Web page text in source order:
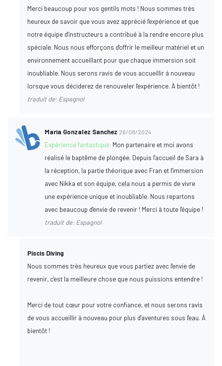
Merci beaucoup pour vos gentils mots ! Nous sommes très
heureux de savoir que vous avez apprécié l'expérience et que
notre équipe d'instructeurs a contribué à la rendre encore plus
spéciale. Nous nous efforçons d'offrir le meilleur matériel et un
environnement accueillant pour que chaque immersion soit
inoubliable. Nous serons ravis de vous accueillir à nouveau
lorsque vous déciderez de renouveler l'expérience. À bientôt !
traduit de: Espagnol
Maria Gonzalez Sanchez 26/08/2024
Expérience fantastique: Mon partenaire et moi avons
réalisé le baptême de plongée. Depuis l'accueil de Sara à
la réception, la partie théorique avec Fran et l'immersion
avec Nikka et son équipe, cela nous a permis de vivre
une expérience unique et inoubliable. Nous repartons
avec beaucoup d'envie de revenir ! Merci à toute l'équipe !
traduit de: Espagnol
Piscis Diving
Nous sommes très heureux que vous partiez avec l'envie de
revenir, c'est la meilleure chose que nous puissions entendre !
Merci de tout cœur pour votre confiance, et nous serons ravis
de vous accueillir à nouveau pour plus d'aventures sous l'eau. À
bientôt !